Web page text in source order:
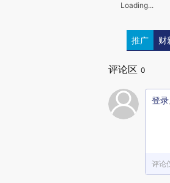
Loading...
推广 财
评论区 0
登录
评论